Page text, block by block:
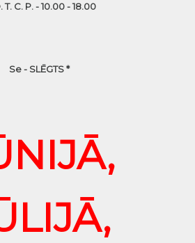
T. C. P. - 10.00 - 18.00
Se - SLĒGTS *